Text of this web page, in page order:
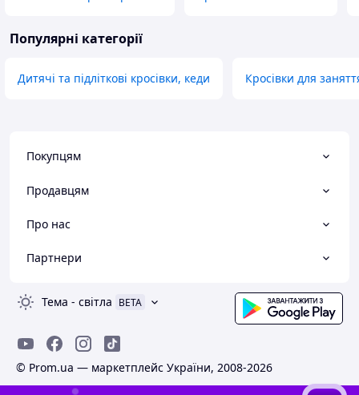
Популярні категорії
Дитячі та підліткові кросівки, кеди Кросівки для
Покупцям
Продавцям
Про нас
Партнери
Тема - світла BETA
© Prom.ua — маркетплейс України, 2008-2026